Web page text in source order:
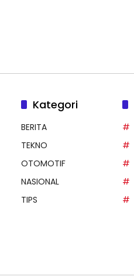
Kategori
BERITA
TEKNO
OTOMOTIF
NASIONAL
TIPS